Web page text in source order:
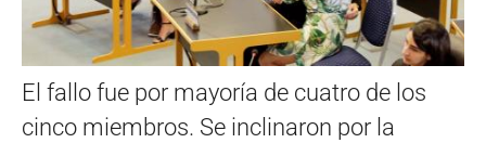
El fallo fue por mayoría de cuatro de los
cinco miembros. Se inclinaron por la